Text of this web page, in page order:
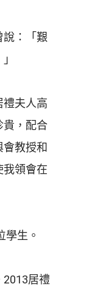
說：「艱
禮夫人高
貴，配合
教授和
我領會在
學生。
2013居禮